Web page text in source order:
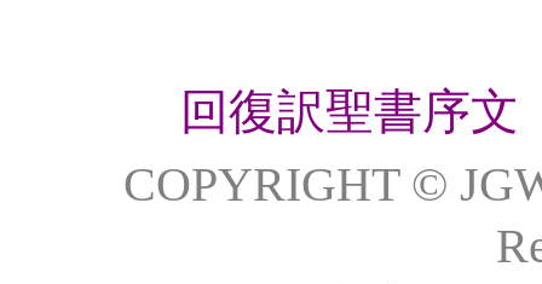
回復訳聖書序文
COPYRIGHT ©